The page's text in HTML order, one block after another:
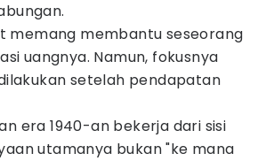
memang membantu seseorang
uangnya. Namun, fokusnya
setelah pendapatan
era 1940-an bekerja dari sisi
utamanya bukan "ke mana